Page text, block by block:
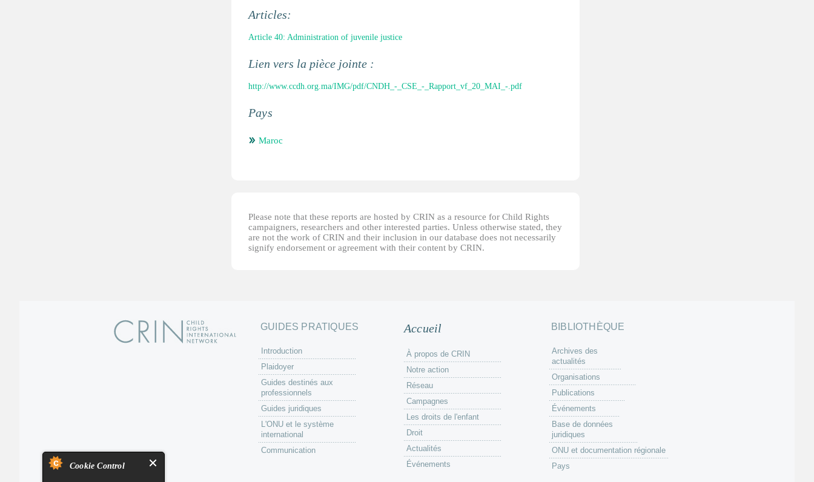
Cookie Control
Articles:
Article 40: Administration of juvenile justice
Lien vers la pièce jointe :
http://www.ccdh.org.ma/IMG/pdf/CNDH_-_CSE_-_Rapport_vf_20_MAI_-.pdf
Pays
Maroc
Please note that these reports are hosted by CRIN as a resource for Child Rights
campaigners, researchers and other interested parties. Unless otherwise stated, they
are not the work of CRIN and their inclusion in our database does not necessarily
signify endorsement or agreement with their content by CRIN.
GUIDES PRATIQUES
Introduction
Plaidoyer
Guides destinés aux
professionnels
Guides juridiques
L'ONU et le système
international
Communication
Accueil
À propos de CRIN
Notre action
Réseau
Campagnes
Les droits de l'enfant
Droit
Actualités
Événements
BIBLIOTHÈQUE
Archives des
actualités
Organisations
Publications
Événements
Base de données
juridiques
ONU et documentation régionale
Pays